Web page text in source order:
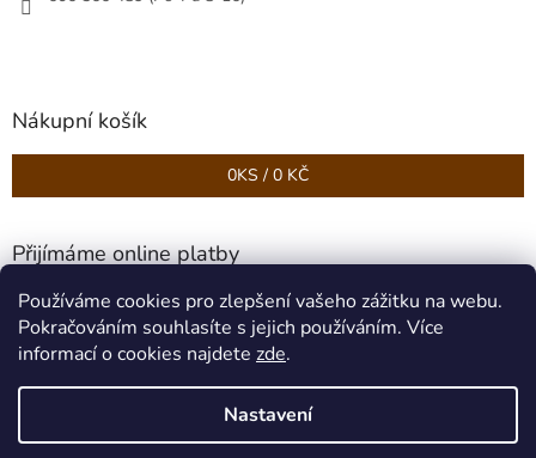
Používáme cookies pro zlepšení vašeho zážitku na webu.
Pokračováním souhlasíte s jejich používáním. Více
informací o cookies najdete zde.
Nastavení
Nákupní košík
0KS / 0 KČ
Přijímáme online platby
Vytvořil Shoptet